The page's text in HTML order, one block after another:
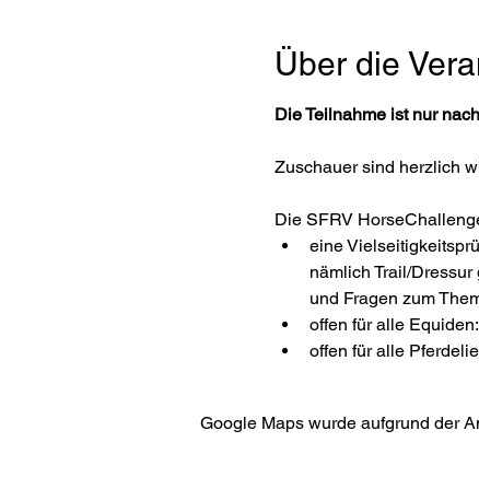
Über die
Die Teilnahme ist nur
Zuschauer sind herzlich
Die SFRV
eine
nämlich Trail/
und Fragen zum
offen für alle
offen für alle
Google Maps wurde aufgrund der